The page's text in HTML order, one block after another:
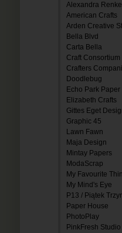
Alexandra Renke
American Crafts
Arden Creative
Bella Blvd
Carta Bella
Craft Consortium
Crafters
Doodlebug
Echo Park Paper
Elizabeth Crafts
Gittes Eget
Graphic 45
Lawn Fawn
Maja Design
Mintay Papers
ModaScrap
My Favourite
My Mind's Eye
P13 / Piątek
Paper House
PhotoPlay
PinkFresh Studio